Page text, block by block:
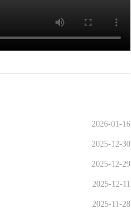
2026-01-16
2025-12-30
2025-12-29
2025-12-11
2025-11-28